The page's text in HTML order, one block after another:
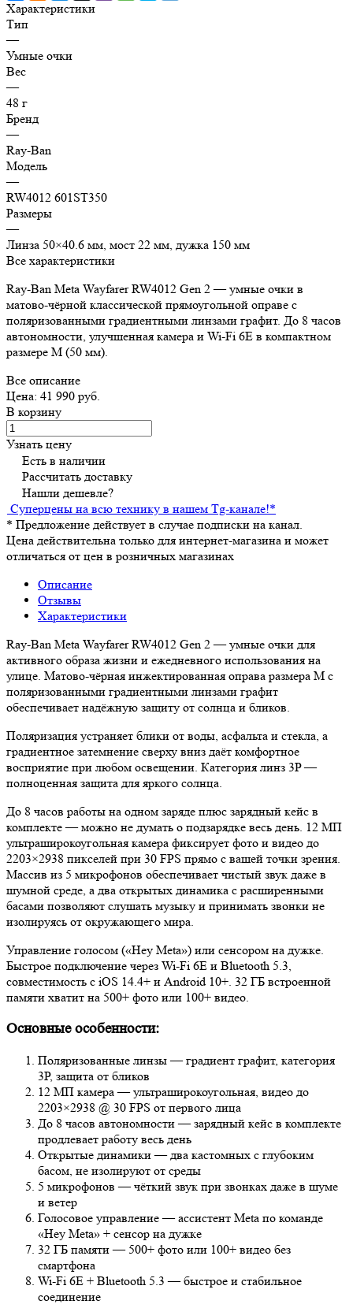
Характеристики
Тип
—
Умные очки
Вес
—
48 г
Бренд
—
Ray-Ban
Модель
—
RW4012 601ST350
Размеры
—
Линза 50×40.6 мм, мост 22 мм, дужка 150 мм
Все характеристики
Ray-Ban Meta Wayfarer RW4012 Gen 2 — умные очки в
матово-чёрной классической прямоугольной оправе с
поляризованными градиентными линзами графит. До 8 часов
автономности, улучшенная камера и Wi-Fi 6E в компактном
размере M (50 мм).
Все описание
Цена: 41 990 руб.
В корзину
Узнать цену
Есть в наличии
Рассчитать доставку
Нашли дешевле?
Суперцены на всю технику в нашем Tg-канале!*
* Предложение действует в случае подписки на канал.
Цена действительна только для интернет-магазина и может
отличаться от цен в розничных магазинах
Описание
Отзывы
Характеристики
Ray-Ban Meta Wayfarer RW4012 Gen 2 — умные очки для
активного образа жизни и ежедневного использования на
улице. Матово-чёрная инжектированная оправа размера M с
поляризованными градиентными линзами графит
обеспечивает надёжную защиту от солнца и бликов.
Поляризация устраняет блики от воды, асфальта и стекла, а
градиентное затемнение сверху вниз даёт комфортное
восприятие при любом освещении. Категория линз 3P —
полноценная защита для яркого солнца.
До 8 часов работы на одном заряде плюс зарядный кейс в
комплекте — можно не думать о подзарядке весь день. 12 МП
ультраширокоугольная камера фиксирует фото и видео до
2203×2938 пикселей при 30 FPS прямо с вашей точки зрения.
Массив из 5 микрофонов обеспечивает чистый звук даже в
шумной среде, а два открытых динамика с расширенными
басами позволяют слушать музыку и принимать звонки не
изолируясь от окружающего мира.
Управление голосом («Hey Meta») или сенсором на дужке.
Быстрое подключение через Wi-Fi 6E и Bluetooth 5.3,
совместимость с iOS 14.4+ и Android 10+. 32 ГБ встроенной
памяти хватит на 500+ фото или 100+ видео.
Основные особенности:
Поляризованные линзы — градиент графит, категория
3P, защита от бликов
12 МП камера — ультраширокоугольная, видео до
2203×2938 @ 30 FPS от первого лица
До 8 часов автономности — зарядный кейс в комплекте
продлевает работу весь день
Открытые динамики — два кастомных с глубоким
басом, не изолируют от среды
5 микрофонов — чёткий звук при звонках даже в шуме
и ветер
Голосовое управление — ассистент Meta по команде
«Hey Meta» + сенсор на дужке
32 ГБ памяти — 500+ фото или 100+ видео без
смартфона
Wi-Fi 6E + Bluetooth 5.3 — быстрое и стабильное
соединение